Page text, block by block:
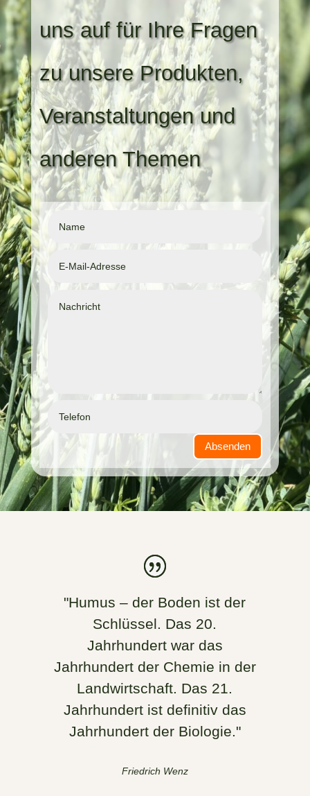
uns auf für Ihre Fragen
zu unsere Produkten,
Veranstaltungen und
anderen Themen
Absenden
"Humus – der Boden ist der
Schlüssel. Das 20.
Jahrhundert war das
Jahrhundert der Chemie in der
Landwirtschaft. Das 21.
Jahrhundert ist definitiv das
Jahrhundert der Biologie."
Friedrich Wenz